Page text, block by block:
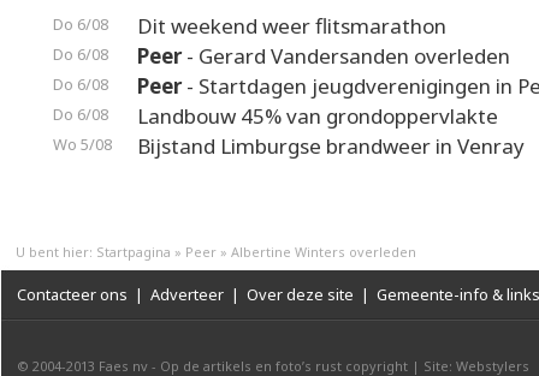
Do 6/08 Dit weekend weer flitsmarathon
Do 6/08 Peer- Gerard Vandersanden overleden
Do 6/08 Peer- Startdagen jeugdverenigingen in
Do 6/08 Landbouw 45% van grondoppervlakte
Wo 5/08 Bijstand Limburgse brandweer in Venray
U bent hier: Startpagina » Peer » Albertine Winters overleden
Contacteer ons | Adverteer | Over deze site | Gemeente-info & links
© 2004-2013 Faes nv - Op de artikels en foto’s rust copyright | Site: Webstylers